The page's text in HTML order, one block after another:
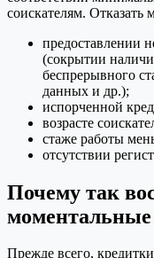
соискателям. Отказать
предоставлении
(сокрытии
беспрерывного
данных и др.);
испорченной
возрасте
стаже работы
отсутствии
Почему так
моментальные
Прежде всего,